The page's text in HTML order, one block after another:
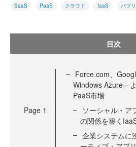
SaaS PaaS クラウド IaaS パブ
目次
Page 1
Force.com、
Windows Azure―
PaaS市場
ソーシャル・ア
の関係を築く
企業システムに